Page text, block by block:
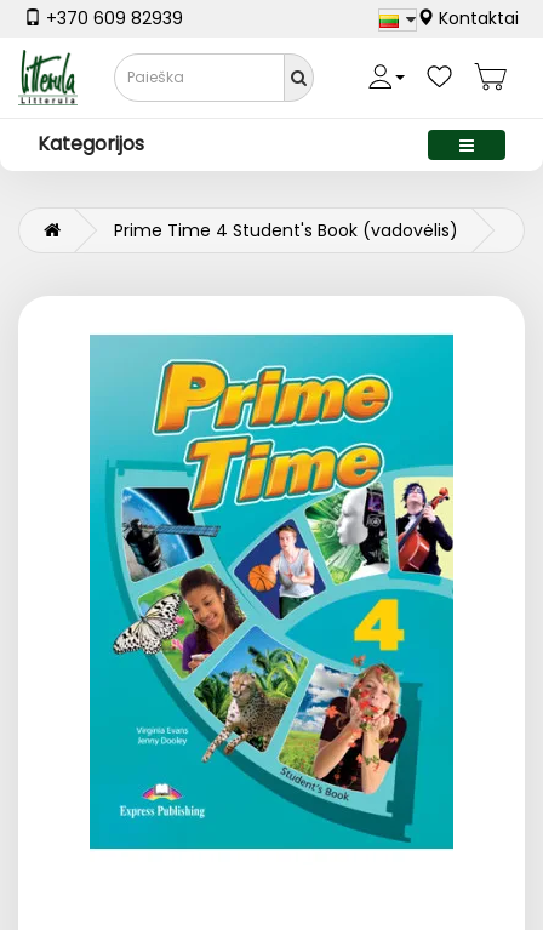
+370 609 82939 Kontaktai
Kategorijos
Prime Time 4 Student's Book (vadovėlis)